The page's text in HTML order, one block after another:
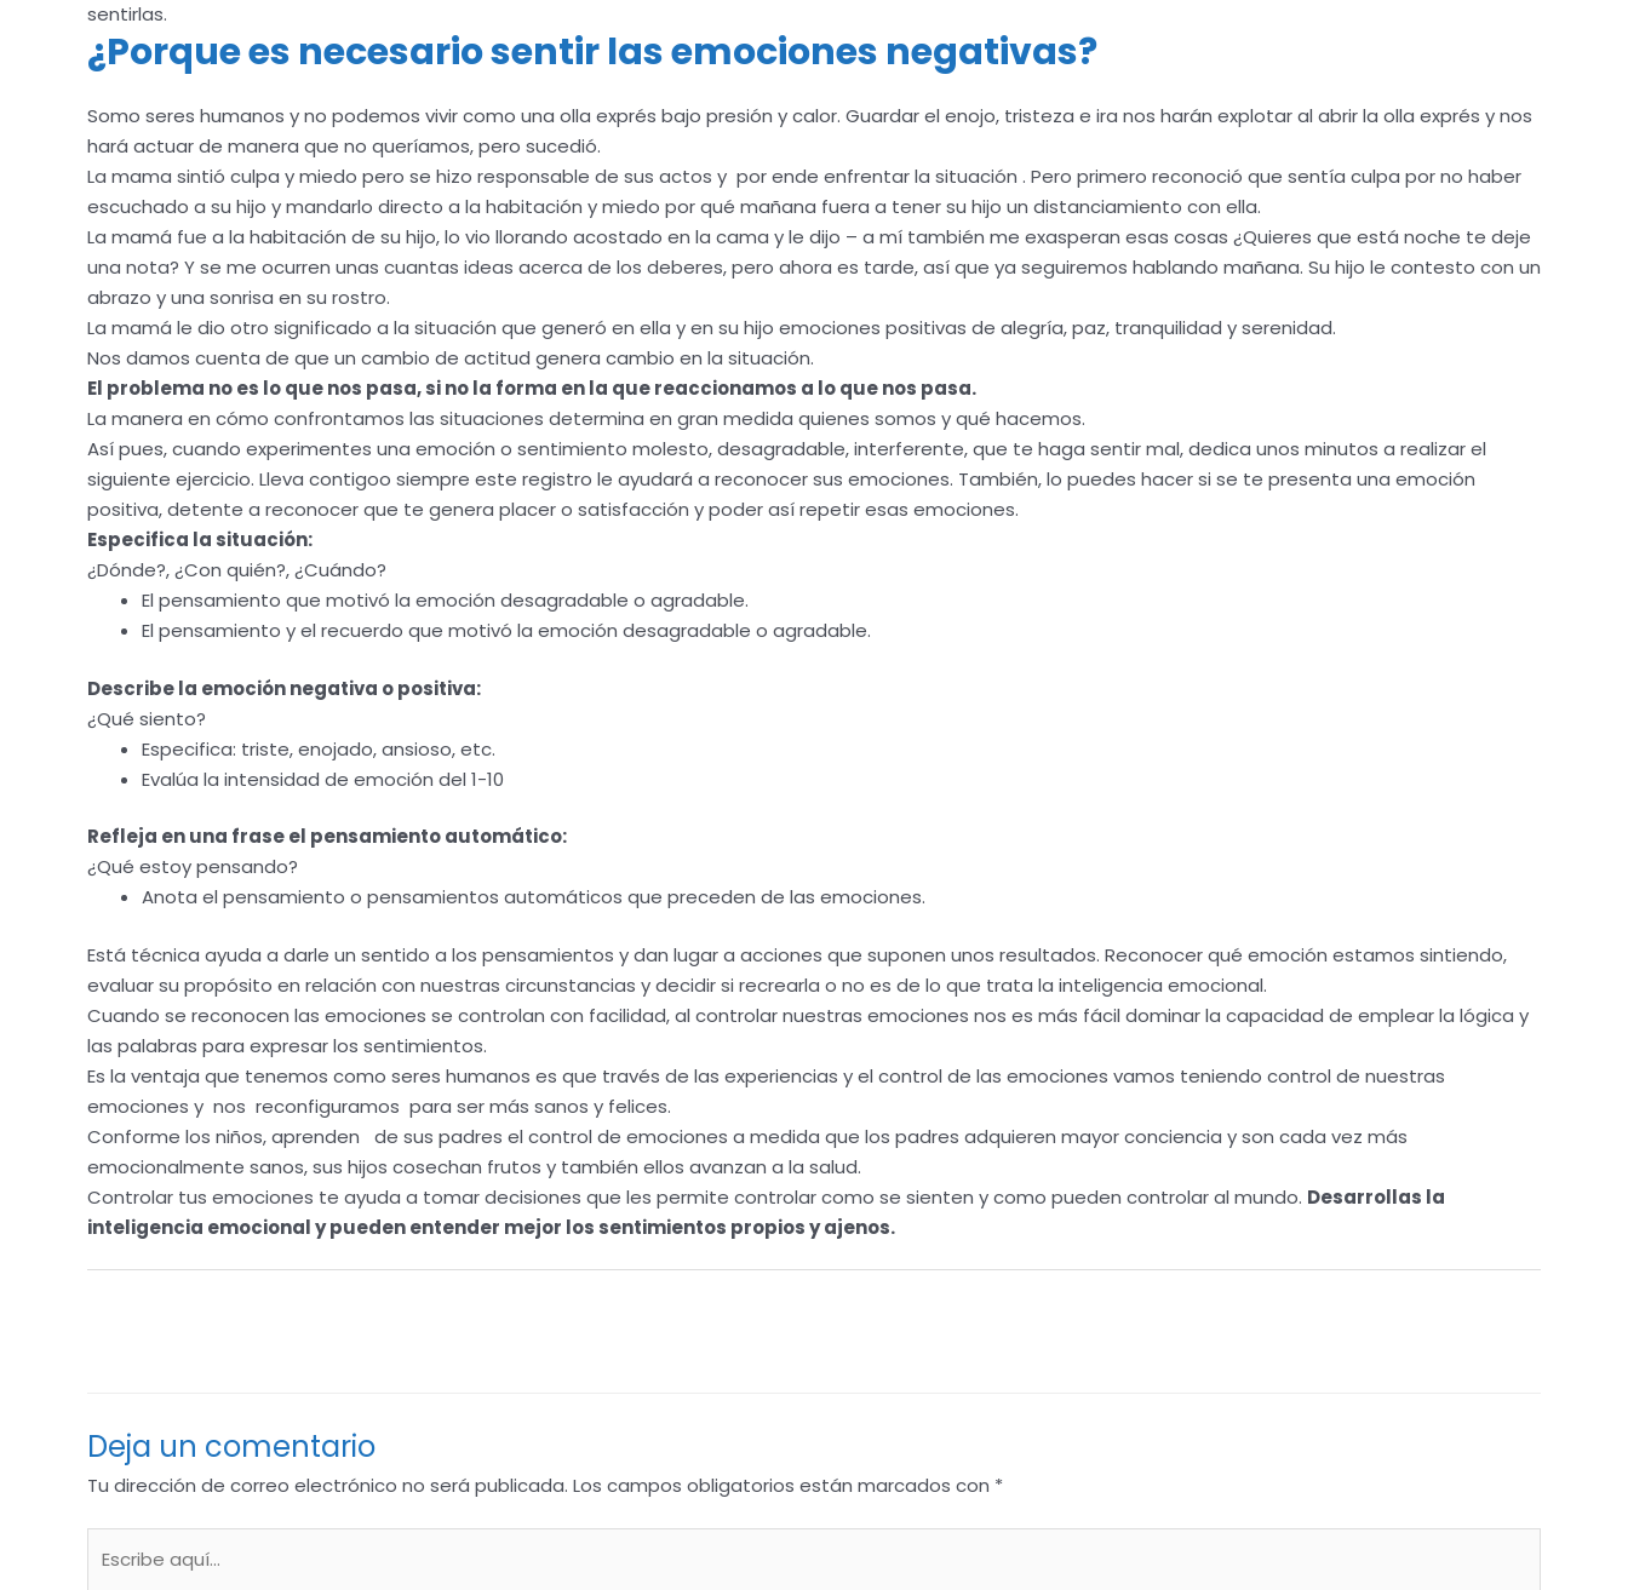
sentirlas.
¿Porque es necesario sentir las emociones negativas?
Somo seres humanos y no podemos vivir como una olla exprés bajo presión y calor. Guardar el enojo, tristeza e ira nos harán explotar al abrir la olla exprés y nos
hará actuar de manera que no queríamos, pero sucedió.
La mama sintió culpa y miedo pero se hizo responsable de sus actos y por ende enfrentar la situación . Pero primero reconoció que sentía culpa por no haber
escuchado a su hijo y mandarlo directo a la habitación y miedo por qué mañana fuera a tener su hijo un distanciamiento con ella.
La mamá fue a la habitación de su hijo, lo vio llorando acostado en la cama y le dijo – a mí también me exasperan esas cosas ¿Quieres que está noche te deje
una nota? Y se me ocurren unas cuantas ideas acerca de los deberes, pero ahora es tarde, así que ya seguiremos hablando mañana. Su hijo le contesto con un
abrazo y una sonrisa en su rostro.
La mamá le dio otro significado a la situación que generó en ella y en su hijo emociones positivas de alegría, paz, tranquilidad y serenidad.
Nos damos cuenta de que un cambio de actitud genera cambio en la situación.
El problema no es lo que nos pasa, si no la forma en la que reaccionamos a lo que nos pasa.
La manera en cómo confrontamos las situaciones determina en gran medida quienes somos y qué hacemos.
Así pues, cuando experimentes una emoción o sentimiento molesto, desagradable, interferente, que te haga sentir mal, dedica unos minutos a realizar el
siguiente ejercicio. Lleva contigoo siempre este registro le ayudará a reconocer sus emociones. También, lo puedes hacer si se te presenta una emoción
positiva, detente a reconocer que te genera placer o satisfacción y poder así repetir esas emociones.
Especifica la situación:
¿Dónde?, ¿Con quién?, ¿Cuándo?
El pensamiento que motivó la emoción desagradable o agradable.
El pensamiento y el recuerdo que motivó la emoción desagradable o agradable.
Describe la emoción negativa o positiva:
¿Qué siento?
Especifica: triste, enojado, ansioso, etc.
Evalúa la intensidad de emoción del 1-10
Refleja en una frase el pensamiento automático:
¿Qué estoy pensando?
Anota el pensamiento o pensamientos automáticos que preceden de las emociones.
Está técnica ayuda a darle un sentido a los pensamientos y dan lugar a acciones que suponen unos resultados. Reconocer qué emoción estamos sintiendo,
evaluar su propósito en relación con nuestras circunstancias y decidir si recrearla o no es de lo que trata la inteligencia emocional.
Cuando se reconocen las emociones se controlan con facilidad, al controlar nuestras emociones nos es más fácil dominar la capacidad de emplear la lógica y
las palabras para expresar los sentimientos.
Es la ventaja que tenemos como seres humanos es que través de las experiencias y el control de las emociones vamos teniendo control de nuestras
emociones y nos reconfiguramos para ser más sanos y felices.
Conforme los niños, aprenden de sus padres el control de emociones a medida que los padres adquieren mayor conciencia y son cada vez más
emocionalmente sanos, sus hijos cosechan frutos y también ellos avanzan a la salud.
Controlar tus emociones te ayuda a tomar decisiones que les permite controlar como se sienten y como pueden controlar al mundo. Desarrollas la
inteligencia emocional y pueden entender mejor los sentimientos propios y ajenos.
Deja un comentario
Tu dirección de correo electrónico no será publicada. Los campos obligatorios están marcados con *